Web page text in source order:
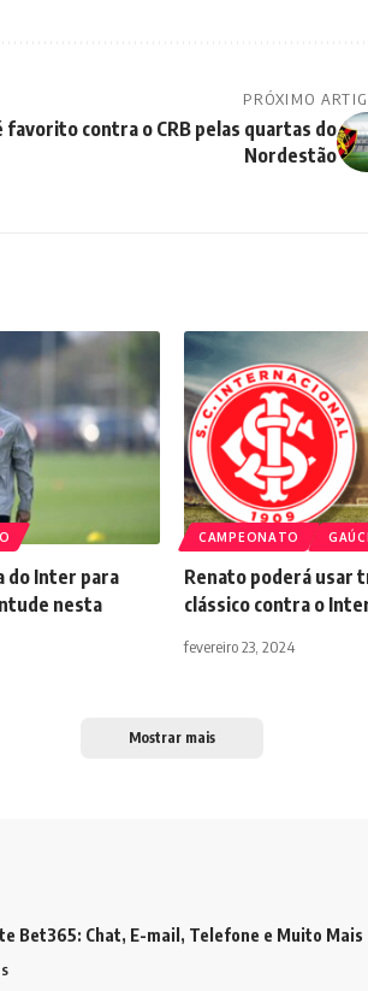
PRÓXIMO
favorito contra o CRB pelas quartas do
Nordestão
do Inter para
nesta
CAMPEONATO
Renato poderá usar
clássico contra o
fevereiro 23, 2024
Mostrar mais
Bet365: Chat, E-mail, Telefone e Muito Mais